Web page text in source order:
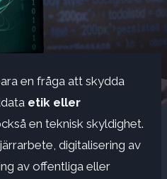
en fråga att skydda
etik eller
en teknisk skyldighet.
digitalisering av
av offentliga eller